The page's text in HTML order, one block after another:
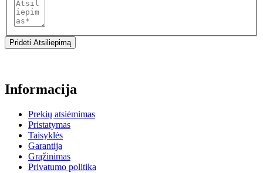
Pridėti Atsiliepimą
Informacija
Prekių atsiėmimas
Pristatymas
Taisyklės
Garantija
Grąžinimas
Privatumo politika